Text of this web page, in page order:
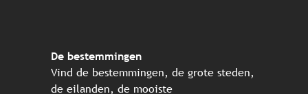
De bestemmingen
Vind de bestemmingen, de grote steden,
de eilanden, de mooiste